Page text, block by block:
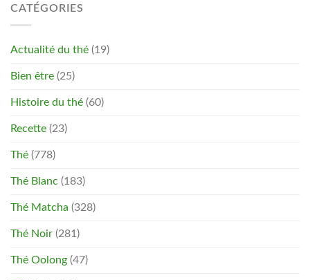
CATÉGORIES
Actualité du thé (19)
Bien être (25)
Histoire du thé (60)
Recette (23)
Thé (778)
Thé Blanc (183)
Thé Matcha (328)
Thé Noir (281)
Thé Oolong (47)